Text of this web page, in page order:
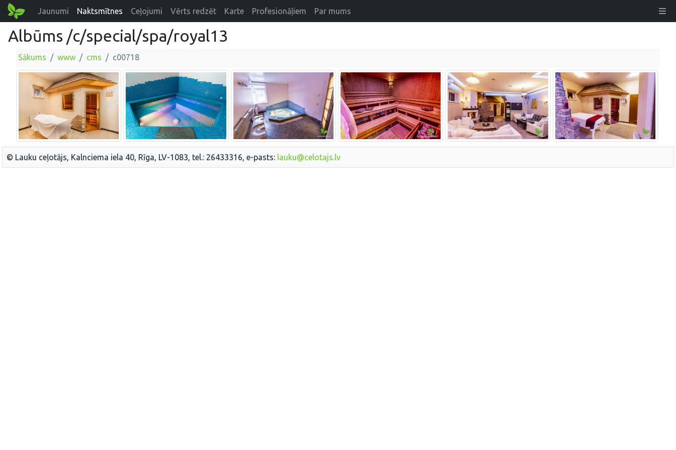
Jaunumi Naktsmītnes Ceļojumi Vērts redzēt Karte Profesionāļiem Par mums
Albūms /c/special/spa/royal13
Sākums www cms c00718
© Lauku ceļotājs, Kalnciema iela 40, Rīga, LV-1083, tel.: 26433316, e-pasts: lauku@celotajs.lv